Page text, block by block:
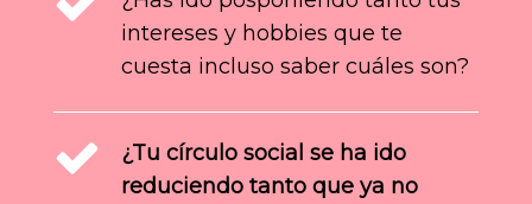
intereses y hobbies que te
cuesta incluso saber cuáles son?
¿Tu círculo social se ha ido
reduciendo tanto que ya no